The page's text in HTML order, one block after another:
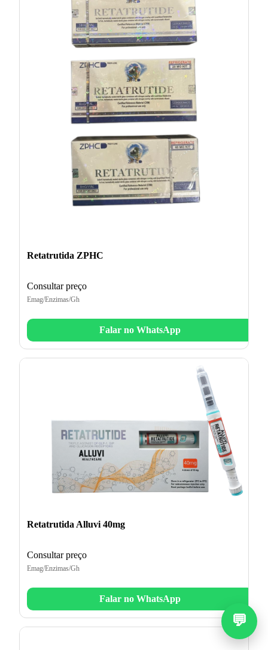
Retatrutida ZPHC
Consultar preço
Emag/Enzimas/Gh
Falar no WhatsApp
Retatrutida Alluvi 40mg
Consultar preço
Emag/Enzimas/Gh
Falar no WhatsApp
💬